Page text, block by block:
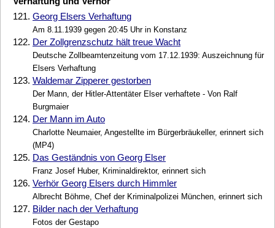
121. Georg Elsers Verhaftung
Am 8.11.1939 gegen 20:45 Uhr in Konstanz
122. Der Zollgrenzschutz hält treue Wacht
Deutsche Zollbeamtenzeitung vom 17.12.1939: Auszeichnung für
Elsers Verhaftung
123. Waldemar Zipperer gestorben
Der Mann, der Hitler-Attentäter Elser verhaftete - Von Ralf
Burgmaier
124. Der Mann im Auto
Charlotte Neumaier, Angestellte im Bürgerbräukeller, erinnert sich
(MP4)
125. Das Geständnis von Georg Elser
Franz Josef Huber, Kriminaldirektor, erinnert sich
126. Verhör Georg Elsers durch Himmler
Albrecht Böhme, Chef der Kriminalpolizei München, erinnert sich
127. Bilder nach der Verhaftung
Fotos der Gestapo